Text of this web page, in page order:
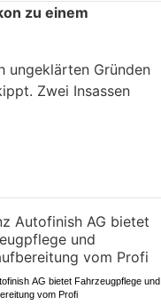
zu einem
ungeklärten Gründen
Zwei Insassen
AG bietet Fahrzeugpflege und
vom Profi